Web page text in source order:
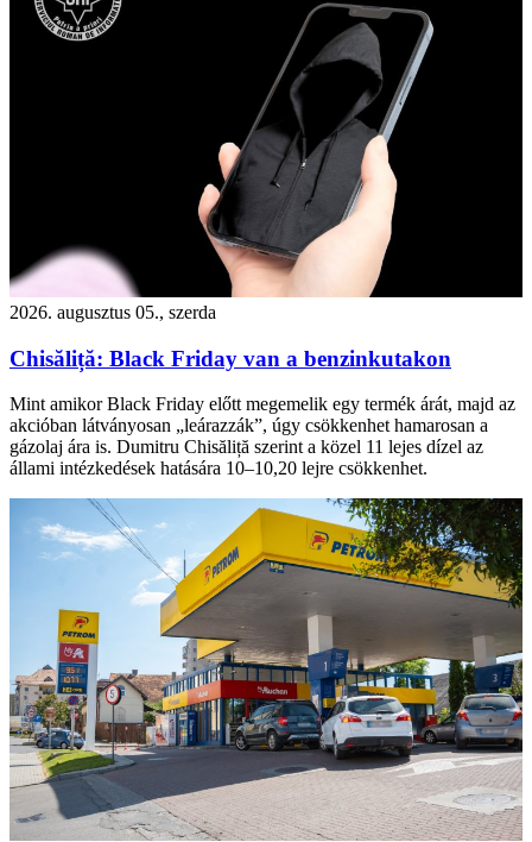
2026. augusztus 05., szerda
Chisăliță: Black Friday van a benzinkutakon
Mint amikor Black Friday előtt megemelik egy termék árát, majd az
akcióban látványosan „leárazzák”, úgy csökkenhet hamarosan a
gázolaj ára is. Dumitru Chisăliță szerint a közel 11 lejes dízel az
állami intézkedések hatására 10–10,20 lejre csökkenhet.